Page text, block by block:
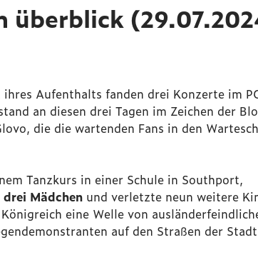
überblick
ihres Aufenthalts fanden drei Konzerte im
an diesen drei Tagen im Zeichen der
die die wartenden Fans in den
Tanzkurs in einer Schule in Southport,
Mädchen und verletzte neun weitere
eine Welle von
auf den Straßen der